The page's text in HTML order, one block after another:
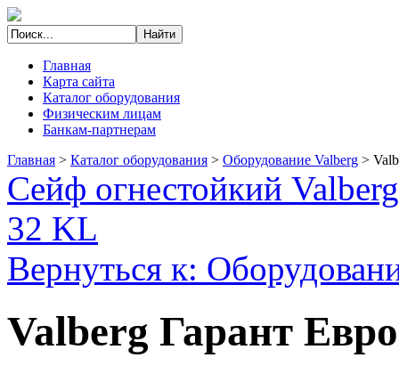
Главная
Карта сайта
Каталог оборудования
Физическим лицам
Банкам-партнерам
Главная > Каталог оборудования > Оборудование Valberg >
Сейф огнестойкий
32 KL
Вернуться к:
Valberg Гарант